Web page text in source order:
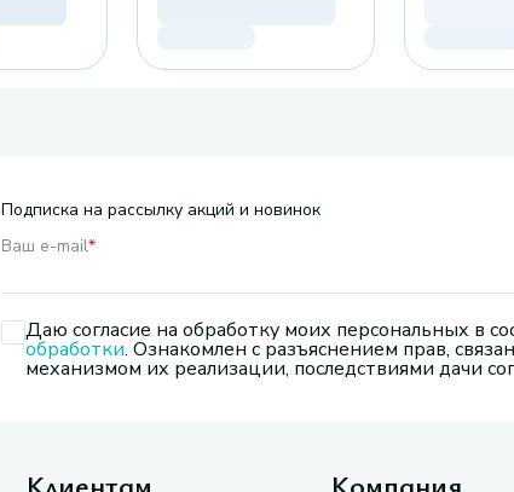
Подписка на рассылку акций и новинок
Ваш e-mail*
Даю согласие на обработку моих персональных в
обработки. Ознакомлен с разъяснением прав,
механизмом их реализации, последствиями дачи